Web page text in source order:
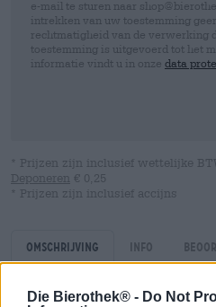
Die Bierothek® - Do Not
e-mail te sturen naar
intrekken van uw toestemming
rechtmatigheid van de verwerking
toestemming is uitgevoerd tot het
informatie vindt u in onze data
* Prijzen zijn inclusief wettelijke
Deponeren € 0,25
* Prijzen zijn inclusief accijns
Omschrijving Info